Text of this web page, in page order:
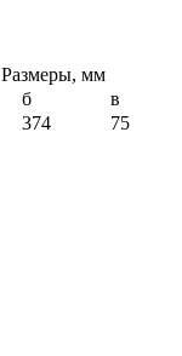
Размеры, мм
б
в
374
75